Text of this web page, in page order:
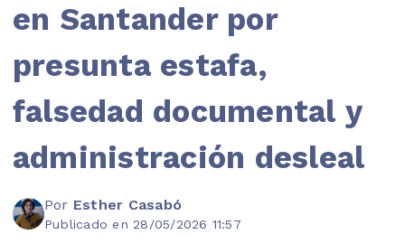
en Santander por
presunta estafa,
falsedad documental y
administración desleal
Por Esther Casabó
Publicado en 28/05/2026 11:57